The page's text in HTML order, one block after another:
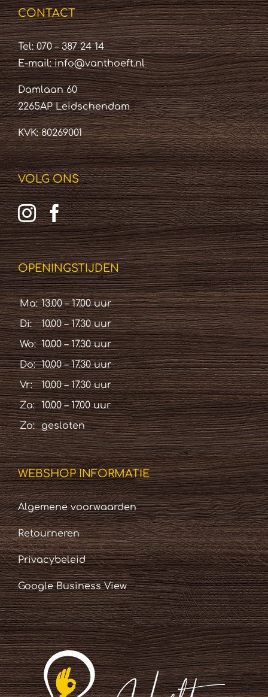
CONTACT
Tel: 070 – 387 24 14
E-mail:info@vanthoeft.nl
Damlaan 60
2265AP Leidschendam
KVK: 80269001
VOLG ONS
OPENINGSTIJDEN
Ma: 13.00 – 17.00 uur
Di:
10.00 – 17.30 uur
Wo: 10.00 – 17.30 uur
Do: 10.00 – 17.30 uur
Vr:
10.00 – 17.30 uur
Za:
10.00 – 17.00 uur
Zo:
gesloten
WEBSHOP INFORMATIE
Algemene voorwaarden
Retourneren
Privacybeleid
Google Business View